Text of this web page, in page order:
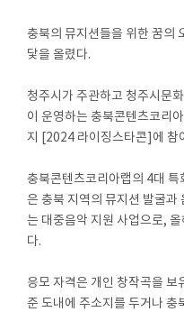
충북의 뮤지션들을 위한 꿈의
닻을 올렸다.
청주시가 주관하고 청주시문
이 운영하는 충북콘텐츠코리
지 [2024 라이징스타콘]에 참
충북콘텐츠코리아랩의 4대 특
은 충북 지역의 뮤지션 발굴과
는 대중음악 지원 사업으로,
다.
응모 자격은 개인 창작곡을 보
준 도내에 주소지를 두거나 충